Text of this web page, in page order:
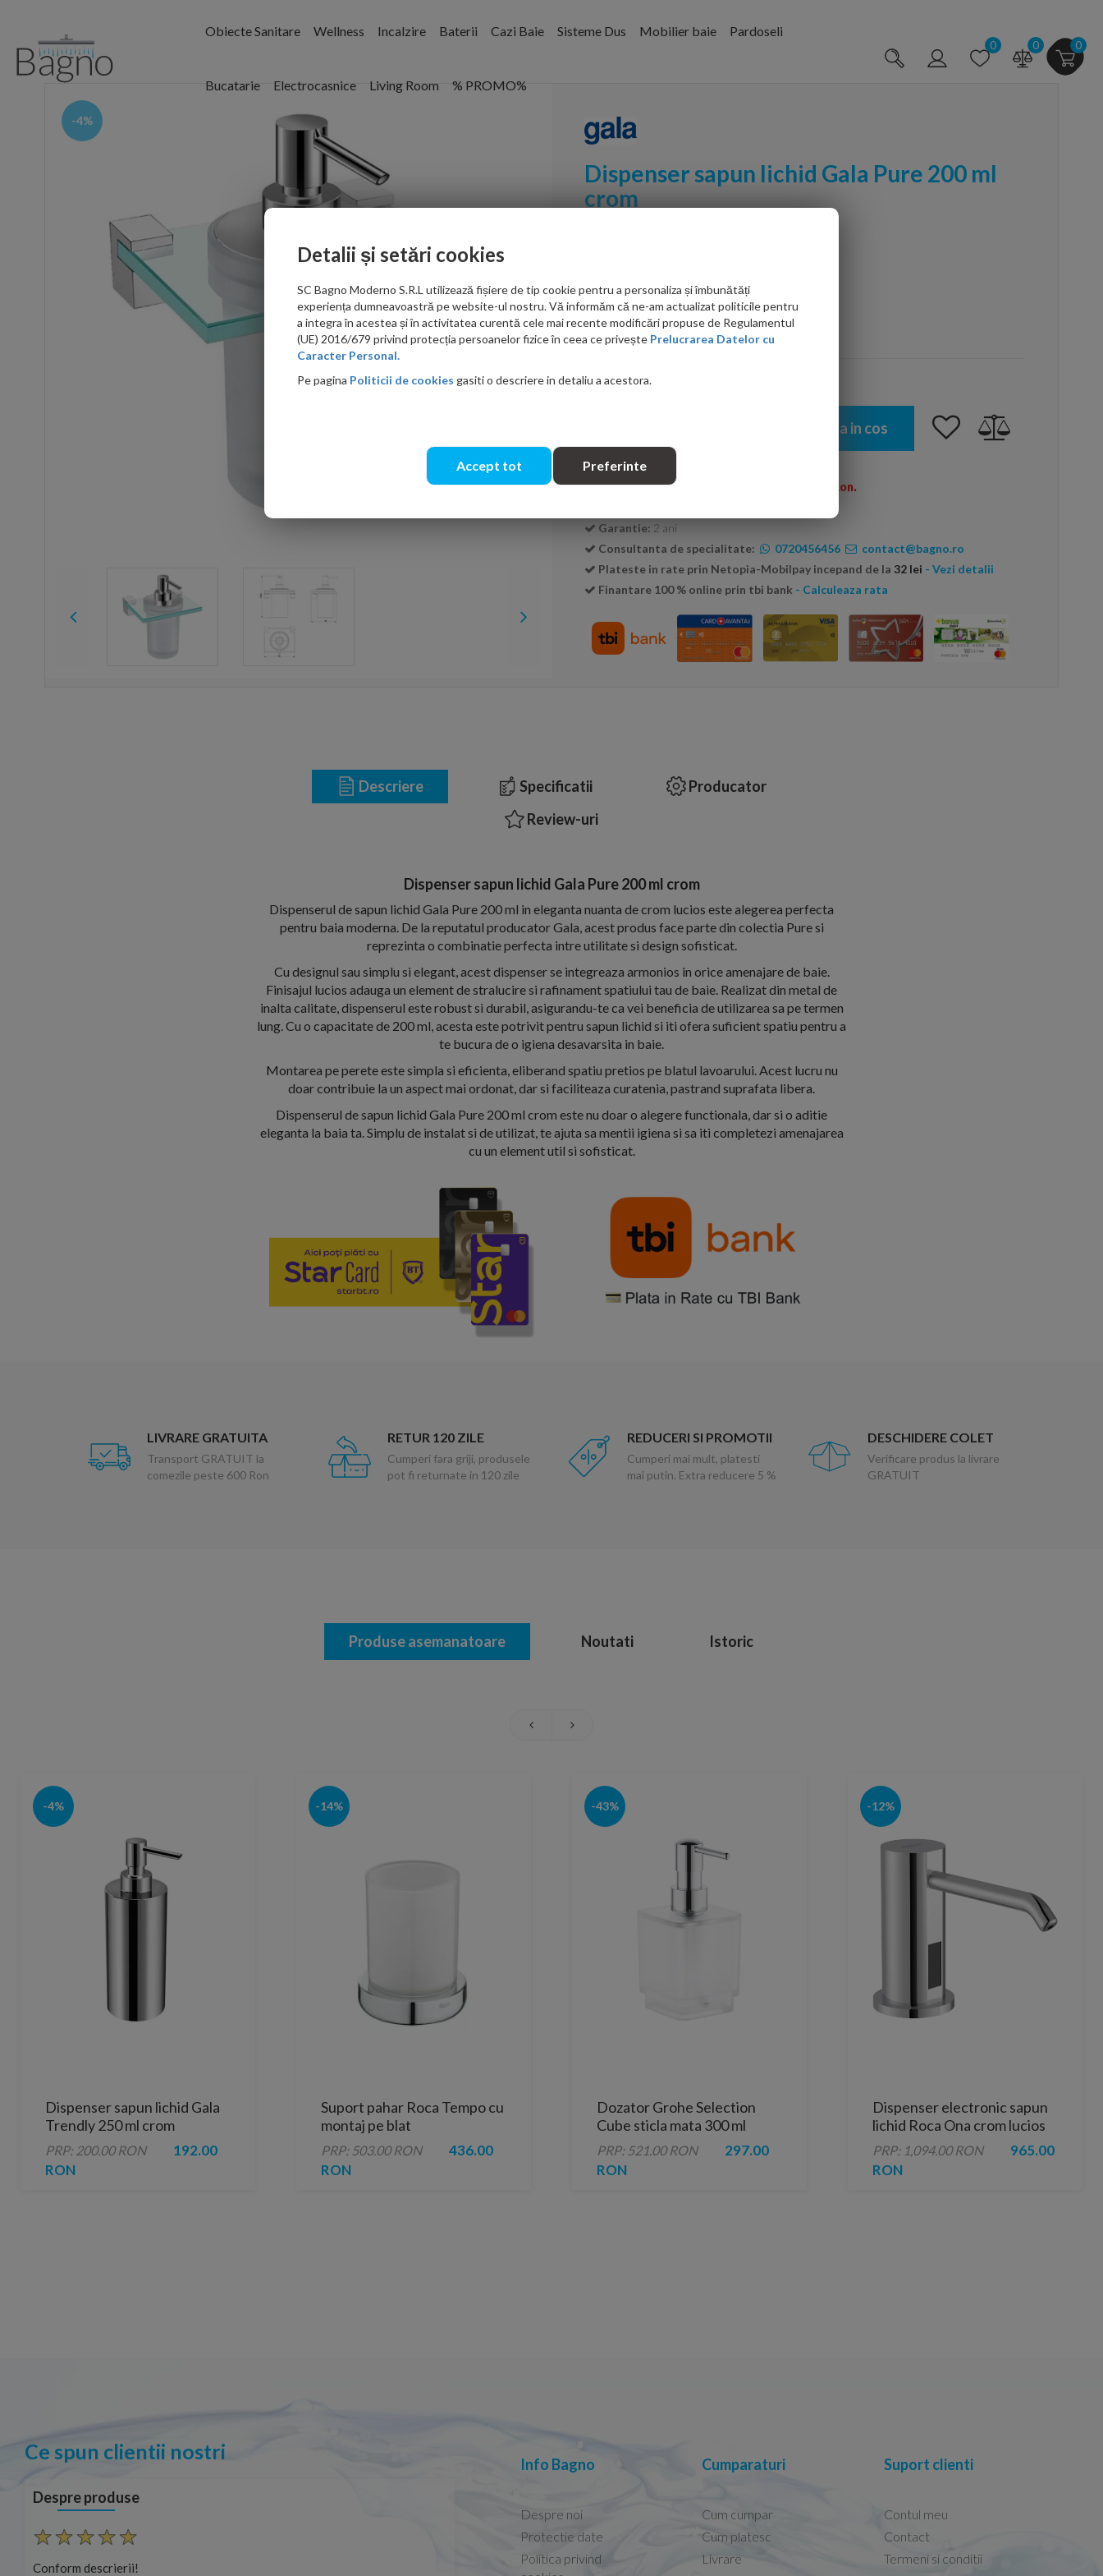
Obiecte Sanitare Wellness Incalzire Baterii Cazi Baie Sisteme Dus Mobilier baie Pardoseli
Bucatarie Electrocasnice Living Room % PROMO%
0 0 0
-4%
Dispenser sapun lichid Gala Pure 200 ml
crom
192.00 RON
Ati gasit in alta parte mai ieftin?
Adauga in cos
Transport GRATUIT la comenzi peste 600 Ron.
Garantie: 2 ani
Consultanta de specialitate:
0720456456
contact@bagno.ro
Plateste in rate prin Netopia-Mobilpay incepand de la 32 lei - Vezi detalii
Finantare 100 % online prin tbi bank - Calculeaza rata
Descriere Specificatii
Producator
Review-uri
Dispenser sapun lichid Gala Pure 200 ml crom
Dispenserul de sapun lichid Gala Pure 200 ml in eleganta nuanta de crom lucios este alegerea perfecta
pentru baia moderna. De la reputatul producator Gala, acest produs face parte din colectia Pure si
reprezinta o combinatie perfecta intre utilitate si design sofisticat.
Cu designul sau simplu si elegant, acest dispenser se integreaza armonios in orice amenajare de baie.
Finisajul lucios adauga un element de stralucire si rafinament spatiului tau de baie. Realizat din metal de
inalta calitate, dispenserul este robust si durabil, asigurandu-te ca vei beneficia de utilizarea sa pe termen
lung. Cu o capacitate de 200 ml, acesta este potrivit pentru sapun lichid si iti ofera suficient spatiu pentru a
te bucura de o igiena desavarsita in baie.
Montarea pe perete este simpla si eficienta, eliberand spatiu pretios pe blatul lavoarului. Acest lucru nu
doar contribuie la un aspect mai ordonat, dar si faciliteaza curatenia, pastrand suprafata libera.
Dispenserul de sapun lichid Gala Pure 200 ml crom este nu doar o alegere functionala, dar si o aditie
eleganta la baia ta. Simplu de instalat si de utilizat, te ajuta sa mentii igiena si sa iti completezi amenajarea
cu un element util si sofisticat.
LIVRARE GRATUITA
Transport GRATUIT la
comezile peste 600 Ron
RETUR 120 ZILE
Cumperi fara griji, produsele
pot fi returnate in 120 zile
REDUCERI SI PROMOTII
Cumperi mai mult, platesti
mai putin. Extra reducere 5 %
DESCHIDERE COLET
Verificare produs la livrare
GRATUIT
Produse asemanatoare Noutati Istoric
-4%
Dispenser sapun lichid Gala
Trendly 250 ml crom
PRP: 200.00 RON
192.00
RON
-14%
Suport pahar Roca Tempo cu
montaj pe blat
PRP: 503.00 RON
436.00
RON
-43%
Dozator Grohe Selection
Cube sticla mata 300 ml
PRP: 521.00 RON
297.00
RON
-12%
Dispenser electronic sapun
lichid Roca Ona crom lucios
cu alimentare cu baterii
PRP: 1,094.00 RON
965.00
RON
Ce spun clientii nostri
Despre produse
Conform descrierii! Conform descrierii! Capacele Grohe sunt de bună calitate și se
Info Bagno
Despre noi
Protectie date
Politica privind
Cumparaturi
Cum cumpar
Cum platesc
Livrare
Suport clienti
Contul meu
Contact
Termeni si conditii
Detalii și setări cookies
SC Bagno Moderno S.R.L utilizează fișiere de tip cookie pentru a personaliza și îmbunătăți
experiența dumneavoastră pe website-ul nostru. Vă informăm că ne-am actualizat politicile pentru
a integra în acestea și în activitatea curentă cele mai recente modificări propuse de Regulamentul
(UE) 2016/679 privind protecția persoanelor fizice în ceea ce privește Prelucrarea Datelor cu
Caracter Personal.
Pe pagina Politicii de cookies gasiti o descriere in detaliu a acestora.
Accept tot Preferinte